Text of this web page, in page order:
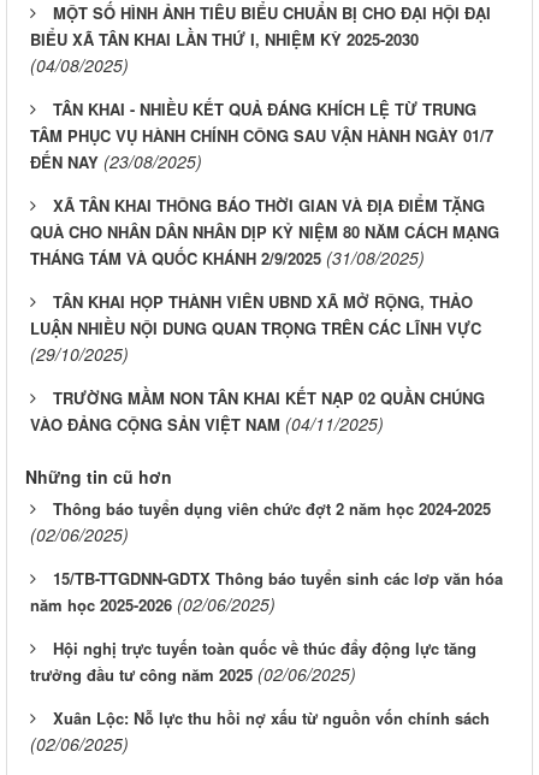
MỘT SỐ HÌNH ẢNH TIÊU BIỂU CHUẨN BỊ CHO ĐẠI HỘI ĐẠI
BIỂU XÃ TÂN KHAI LẦN THỨ I, NHIỆM KỲ 2025-2030
(04/08/2025)
TÂN KHAI - NHIỀU KẾT QUẢ ĐÁNG KHÍCH LỆ TỪ TRUNG
TÂM PHỤC VỤ HÀNH CHÍNH CÔNG SAU VẬN HÀNH NGÀY 01/7
ĐẾN NAY (23/08/2025)
XÃ TÂN KHAI THÔNG BÁO THỜI GIAN VÀ ĐỊA ĐIỂM TẶNG
QUÀ CHO NHÂN DÂN NHÂN DỊP KỶ NIỆM 80 NĂM CÁCH MẠNG
THÁNG TÁM VÀ QUỐC KHÁNH 2/9/2025 (31/08/2025)
TÂN KHAI HỌP THÀNH VIÊN UBND XÃ MỞ RỘNG, THẢO
LUẬN NHIỀU NỘI DUNG QUAN TRỌNG TRÊN CÁC LĨNH VỰC
(29/10/2025)
TRƯỜNG MẦM NON TÂN KHAI KẾT NẠP 02 QUẦN CHÚNG
VÀO ĐẢNG CỘNG SẢN VIỆT NAM (04/11/2025)
Những tin cũ hơn
Thông báo tuyển dụng viên chức đợt 2 năm học 2024-2025
(02/06/2025)
15/TB-TTGDNN-GDTX Thông báo tuyển sinh các lơp văn hóa
năm học 2025-2026 (02/06/2025)
Hội nghị trực tuyến toàn quốc về thúc đẩy động lực tăng
trưởng đầu tư công năm 2025 (02/06/2025)
Xuân Lộc: Nỗ lực thu hồi nợ xấu từ nguồn vốn chính sách
(02/06/2025)